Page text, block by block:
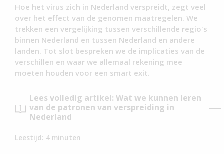
Hoe het virus zich in Nederland verspreidt, zegt veel
over het effect van de genomen maatregelen. We
trekken een vergelijking tussen verschillende regio's
binnen Nederland en tussen Nederland en andere
landen. Tot slot bespreken we de implicaties van de
verschillen en waar we allemaal rekening mee
moeten houden voor een smart exit.
Lees volledig artikel: Wat we kunnen leren
van de patronen van verspreiding in
Nederland
Leestijd: 4 minuten